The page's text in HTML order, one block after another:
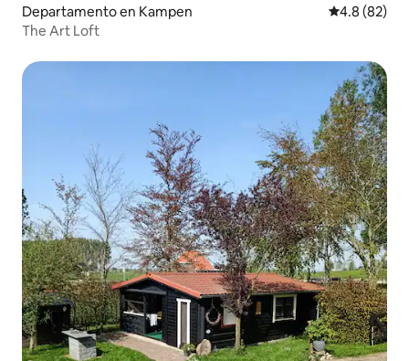
Departamento en Kampen Calificación
4.8 (82)
The Art Loft